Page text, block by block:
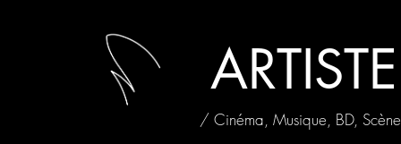
/ Cinéma, Musique, BD,